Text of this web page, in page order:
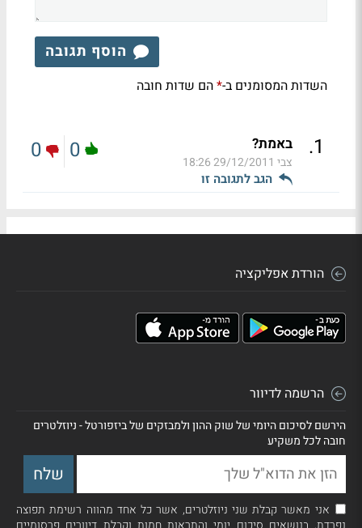
הוסף תגובה
השדות המסומנים ב-*הם שדות חובה
1
. באמת?
צבי 29/12/2011 18:26
הגב לתגובה זו
0
0
הורדת אפליקציה
הרשמה לדיוור
הירשם לסיכום היומי של שוק ההון ולמבזקים של ביזפורטל - ניוזלטרים
חובה לכל משקיע
אני מאשר קבלת שני ניוזלטרים, אשר כל אחד מהווה רשימת תפוצה